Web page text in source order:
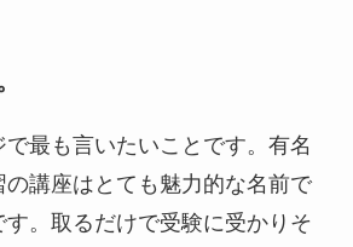
最も言いたいことです。有名
講座はとても魅力的な名前で
。取るだけで受験に受かりそ